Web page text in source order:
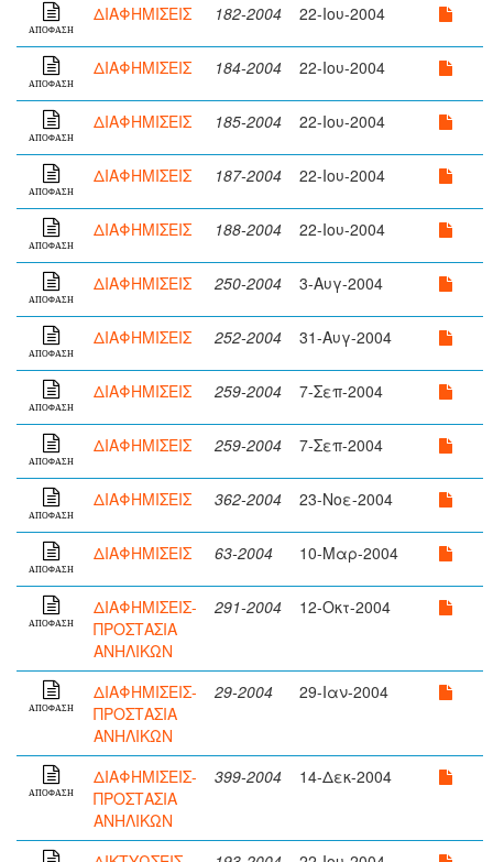
ΑΠΟΦΑΣΗ
ΔΙΑΦΗΜΙΣΕΙΣ 182-2004 22-Ιου-2004
ΑΠΟΦΑΣΗ
ΔΙΑΦΗΜΙΣΕΙΣ 184-2004 22-Ιου-2004
ΑΠΟΦΑΣΗ
ΔΙΑΦΗΜΙΣΕΙΣ 185-2004 22-Ιου-2004
ΑΠΟΦΑΣΗ
ΔΙΑΦΗΜΙΣΕΙΣ 187-2004 22-Ιου-2004
ΑΠΟΦΑΣΗ
ΔΙΑΦΗΜΙΣΕΙΣ 188-2004 22-Ιου-2004
ΑΠΟΦΑΣΗ
ΔΙΑΦΗΜΙΣΕΙΣ 250-2004 3-Αυγ-2004
ΑΠΟΦΑΣΗ
ΔΙΑΦΗΜΙΣΕΙΣ 252-2004 31-Αυγ-2004
ΑΠΟΦΑΣΗ
ΔΙΑΦΗΜΙΣΕΙΣ 259-2004 7-Σεπ-2004
ΑΠΟΦΑΣΗ
ΔΙΑΦΗΜΙΣΕΙΣ 259-2004 7-Σεπ-2004
ΑΠΟΦΑΣΗ
ΔΙΑΦΗΜΙΣΕΙΣ 362-2004 23-Νοε-2004
ΑΠΟΦΑΣΗ
ΔΙΑΦΗΜΙΣΕΙΣ 63-2004 10-Μαρ-2004
ΑΠΟΦΑΣΗ
ΔΙΑΦΗΜΙΣΕΙΣ-
ΠΡΟΣΤΑΣΙΑ
ΑΝΗΛΙΚΩΝ
291-2004 12-Οκτ-2004
ΑΠΟΦΑΣΗ
ΔΙΑΦΗΜΙΣΕΙΣ-
ΠΡΟΣΤΑΣΙΑ
ΑΝΗΛΙΚΩΝ
29-2004 29-Ιαν-2004
ΑΠΟΦΑΣΗ
ΔΙΑΦΗΜΙΣΕΙΣ-
ΠΡΟΣΤΑΣΙΑ
ΑΝΗΛΙΚΩΝ
399-2004 14-Δεκ-2004